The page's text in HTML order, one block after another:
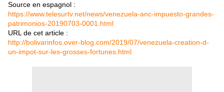
Source en espagnol :
https://www.telesurtv.net/news/venezuela-anc-impuesto-grandes-
patrimonios-20190703-0001.html
URL de cet article :
http://bolivarinfos.over-blog.com/2019/07/venezuela-creation-d-
un-impot-sur-les-grosses-fortunes.html